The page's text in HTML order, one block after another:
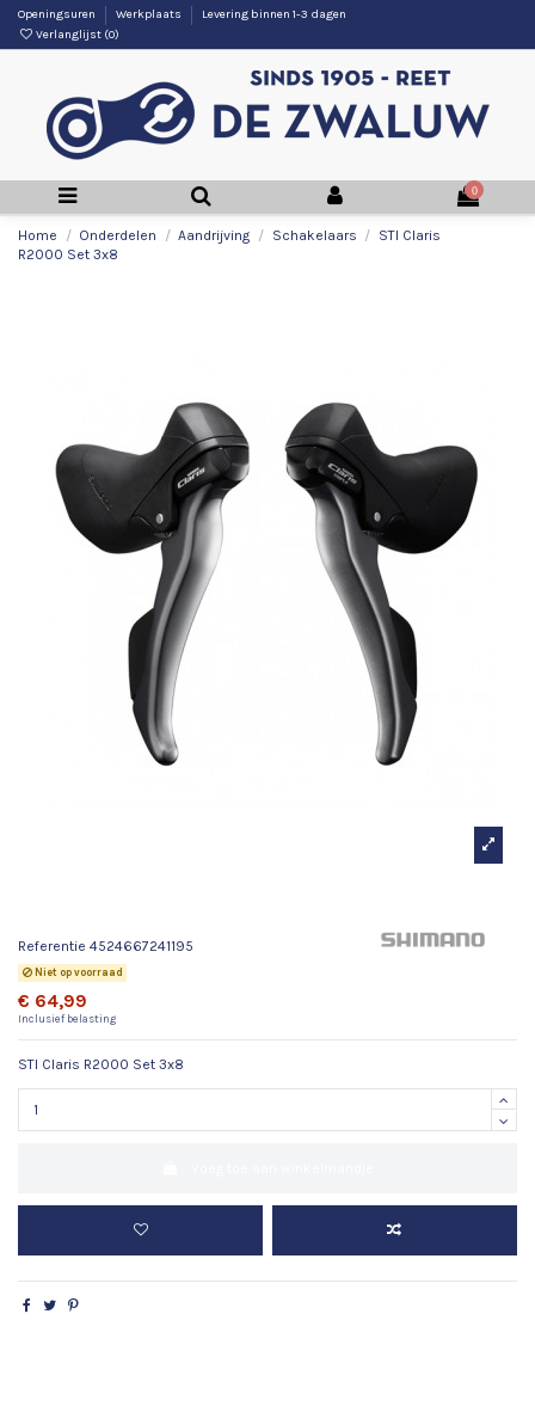
Openingsuren Werkplaats
Levering binnen 1-3 dagen
Verlanglijst (0)
0
Home Onderdelen Aandrijving Schakelaars
STI Claris
R2000 Set 3x8
Referentie 4524667241195
Niet op voorraad
€ 64,99
Inclusief belasting
STI Claris R2000 Set 3x8